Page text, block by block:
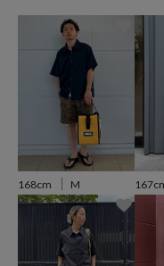
性も兼ね備えた快適な生地
おすすめコーディネート
シンプルなデザインと適度
セットでの着用だけでな
す。
合わせるボトムもアメカジ
クスと合わせたきれいめな
※こちらの商品は、弊社管
168cm M